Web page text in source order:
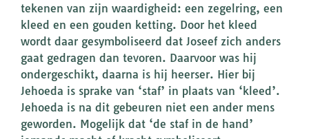
tekenen van zijn waardigheid: een zegelring, een
kleed en een gouden ketting. Door het kleed
wordt daar gesymboliseerd dat Joseef zich anders
gaat gedragen dan tevoren. Daarvoor was hij
ondergeschikt, daarna is hij heerser. Hier bij
Jehoeda is sprake van ‘staf’ in plaats van ‘kleed’.
Jehoeda is na dit gebeuren niet een ander mens
geworden. Mogelijk dat ‘de staf in de hand’